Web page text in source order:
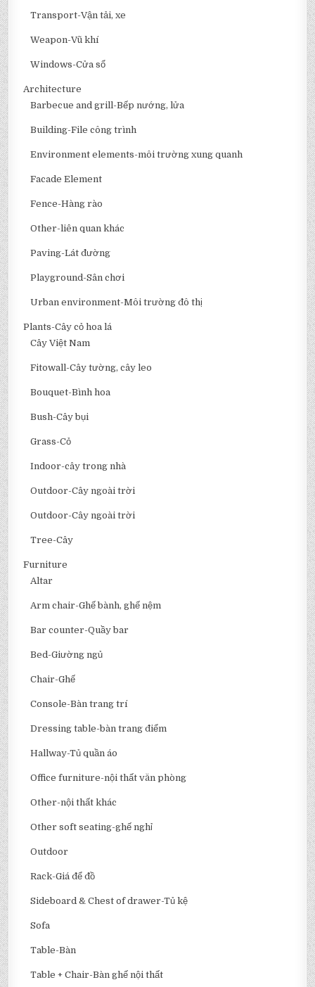
Transport-Vận tải, xe
Weapon-Vũ khí
Windows-Cửa sổ
Architecture
Barbecue and grill-Bếp nướng, lửa
Building-File công trình
Environment elements-môi trường xung quanh
Facade Element
Fence-Hàng rào
Other-liên quan khác
Paving-Lát đường
Playground-Sân chơi
Urban environment-Môi trường đô thị
Plants-Cây cỏ hoa lá
Cây Việt Nam
Fitowall-Cây tường, cây leo
Bouquet-Bình hoa
Bush-Cây bụi
Grass-Cỏ
Indoor-cây trong nhà
Outdoor-Cây ngoài trời
Outdoor-Cây ngoài trời
Tree-Cây
Furniture
Altar
Arm chair-Ghế bành, ghế nệm
Bar counter-Quầy bar
Bed-Giường ngủ
Chair-Ghế
Console-Bàn trang trí
Dressing table-bàn trang điểm
Hallway-Tủ quần áo
Office furniture-nội thất văn phòng
Other-nội thất khác
Other soft seating-ghế nghỉ
Outdoor
Rack-Giá để đồ
Sideboard & Chest of drawer-Tủ kệ
Sofa
Table-Bàn
Table + Chair-Bàn ghế nội thất